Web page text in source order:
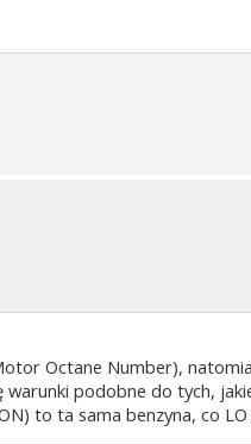
Octane Number),
podobne do tych,
to ta sama benzyna, co